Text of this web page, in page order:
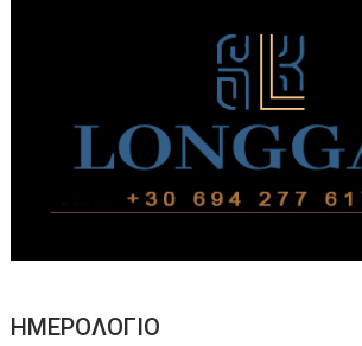
ΗΜΕΡΟΛΟΓΙΟ